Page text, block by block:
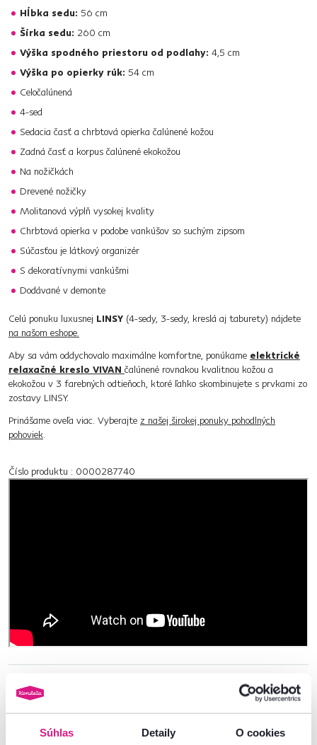
Súhlas Detaily O cookies
Hĺbka sedu: 56 cm
Šírka sedu: 260 cm
Výška spodného priestoru od podlahy: 4,5 cm
Výška po opierky rúk: 54 cm
Celočalúnená
4-sed
Sedacia časť a chrbtová opierka čalúnené kožou
Zadná časť a korpus čalúnené ekokožou
Na nožičkách
Drevené nožičky
Molitanová výplň vysokej kvality
Chrbtová opierka v podobe vankúšov so suchým zipsom
Súčasťou je látkový organizér
S dekoratívnymi vankúšmi
Dodávané v demonte
Celú ponuku luxusnej LINSY (4-sedy, 3-sedy, kreslá aj taburety) nájdete
na našom eshope.
Aby sa vám oddychovalo maximálne komfortne, ponúkame elektrické
relaxačné kreslo VIVAN čalúnené rovnakou kvalitnou kožou a
ekokožou v 3 farebných odtieňoch, ktoré ľahko skombinujete s prvkami zo
zostavy LINSY.
Prinášame oveľa viac. Vyberajte z našej širokej ponuky pohodlných
pohoviek.
Číslo produktu : 0000287740